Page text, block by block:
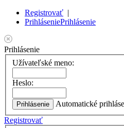
Registrovať |
PrihláseniePrihlásenie
Prihlásenie
Užívateľské meno:
Heslo:
Automatické
Registrovať